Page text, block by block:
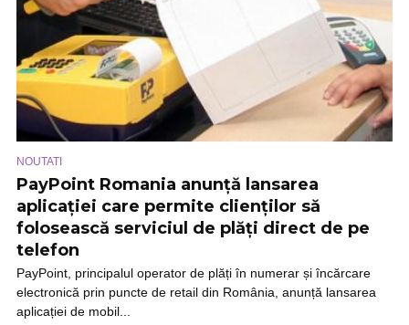
NOUTATI
PayPoint Romania anunță lansarea
aplicației care permite clienților să
folosească serviciul de plăți direct de pe
telefon
PayPoint, principalul operator de plăți în numerar și încărcare
electronică prin puncte de retail din România, anunță lansarea
aplicației de mobil...